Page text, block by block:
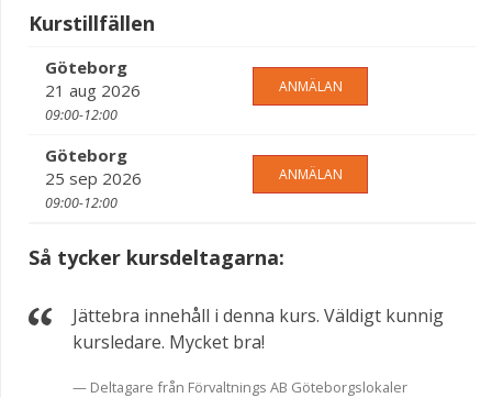
Kurstillfällen
Göteborg
21 aug 2026
09:00-12:00
ANMÄLAN
Göteborg
25 sep 2026
09:00-12:00
ANMÄLAN
Så tycker kursdeltagarna:
Jättebra innehåll i denna kurs. Väldigt kunnig
kursledare. Mycket bra!
Deltagare från Förvaltnings AB Göteborgslokaler